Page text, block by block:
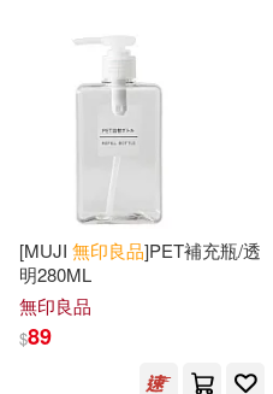
[MUJI 無印良品]PET補充瓶/透
明280ML
無印良品
$89